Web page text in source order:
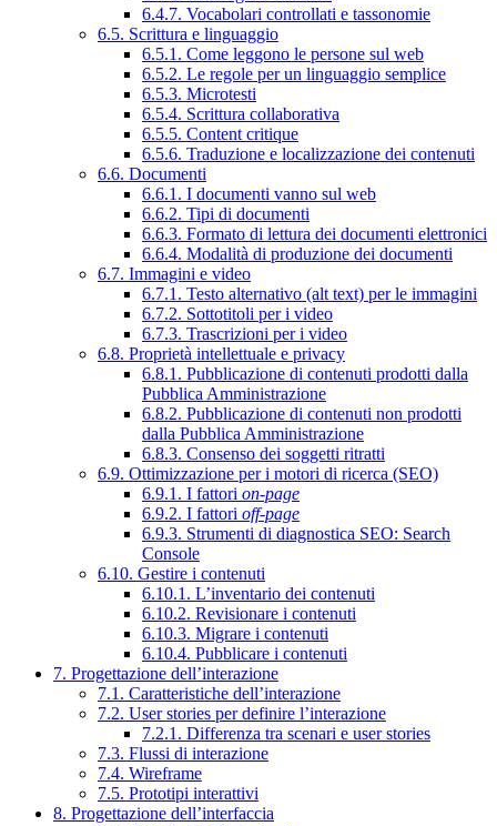
6.4.7. Vocabolari controllati e tassonomie
6.5. Scrittura e linguaggio
6.5.1. Come leggono le persone sul web
6.5.2. Le regole per un linguaggio semplice
6.5.3. Microtesti
6.5.4. Scrittura collaborativa
6.5.5. Content critique
6.5.6. Traduzione e localizzazione dei contenuti
6.6. Documenti
6.6.1. I documenti vanno sul web
6.6.2. Tipi di documenti
6.6.3. Formato di lettura dei documenti elettronici
6.6.4. Modalità di produzione dei documenti
6.7. Immagini e video
6.7.1. Testo alternativo (alt text) per le immagini
6.7.2. Sottotitoli per i video
6.7.3. Trascrizioni per i video
6.8. Proprietà intellettuale e privacy
6.8.1. Pubblicazione di contenuti prodotti dalla
Pubblica Amministrazione
6.8.2. Pubblicazione di contenuti non prodotti
dalla Pubblica Amministrazione
6.8.3. Consenso dei soggetti ritratti
6.9. Ottimizzazione per i motori di ricerca (SEO)
6.9.1. I fattori on-page
6.9.2. I fattori off-page
6.9.3. Strumenti di diagnostica SEO: Search
Console
6.10. Gestire i contenuti
6.10.1. L’inventario dei contenuti
6.10.2. Revisionare i contenuti
6.10.3. Migrare i contenuti
6.10.4. Pubblicare i contenuti
7. Progettazione dell’interazione
7.1. Caratteristiche dell’interazione
7.2. User stories per definire l’interazione
7.2.1. Differenza tra scenari e user stories
7.3. Flussi di interazione
7.4. Wireframe
7.5. Prototipi interattivi
8. Progettazione dell’interfaccia